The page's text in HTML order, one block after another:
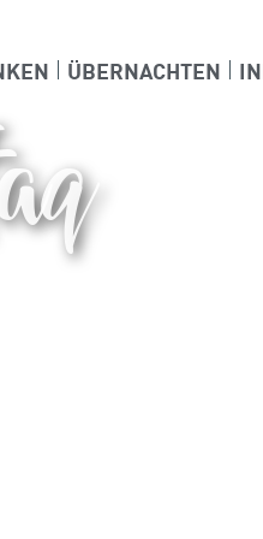
ÜBERNACHTEN